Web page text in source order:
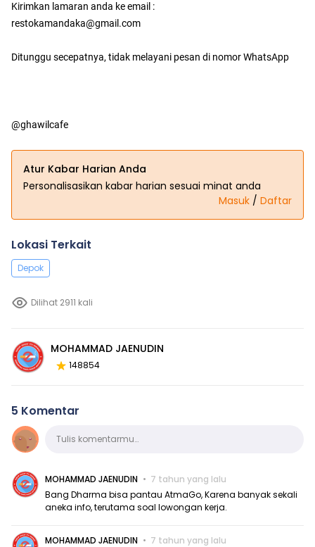
Kirimkan lamaran anda ke email :
restokamandaka@gmail.com
Ditunggu secepatnya, tidak melayani pesan di nomor WhatsApp
@ghawilcafe
Atur Kabar Harian Anda
Personalisasikan kabar harian sesuai minat anda
Masuk / Daftar
Lokasi Terkait
Depok
Dilihat 2911 kali
MOHAMMAD JAENUDIN
148854
5 Komentar
KomentarTulis komentarmu…
MOHAMMAD JAENUDIN
7 tahun yang lalu
Bang Dharma bisa pantau AtmaGo, Karena banyak sekali
aneka info, terutama soal lowongan kerja.
MOHAMMAD JAENUDIN
7 tahun yang lalu